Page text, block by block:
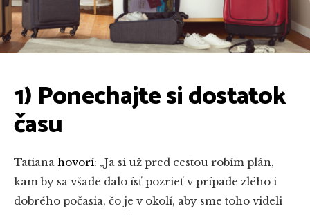
1) Ponechajte si dostatok
času
Tatiana hovorí: „Ja si už pred cestou robím plán,
kam by sa všade dalo ísť pozrieť v prípade zlého i
dobrého počasia, čo je v okolí, aby sme toho videli